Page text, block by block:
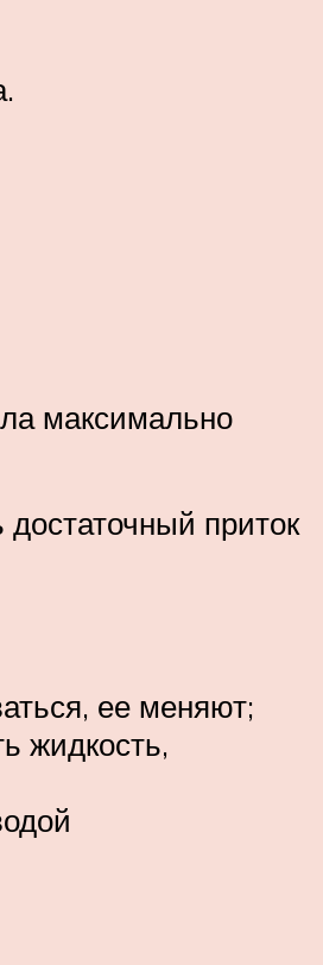
максимально
приток
ее меняют;
жидкость,